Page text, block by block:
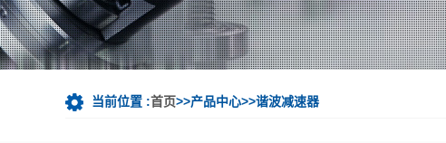
当前位置 :首页>>产品中心>>谐波减速器